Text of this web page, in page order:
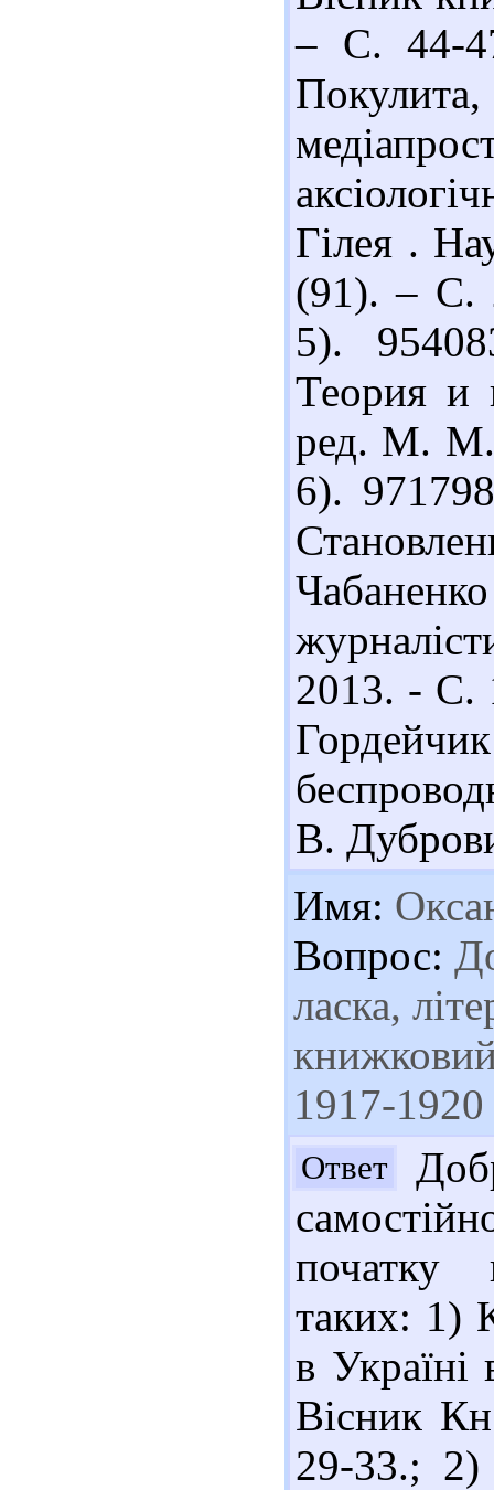
– С. 44-
Гілея .
(91). – С.
5).
Теория и
ред. М. М.
6).
2013. - С.
В.
Имя:
Вопрос:
ласка,
1917-
Ответ
початку
таких: 1)
в Україні
Вісник
29-33.;